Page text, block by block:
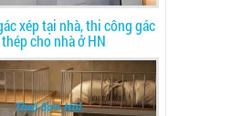
xép tại nhà, thi công gác
cho nhà ở HN